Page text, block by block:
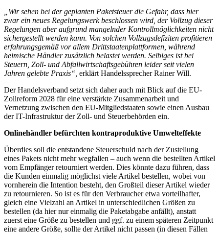
„Wir sehen bei der geplanten Paketsteuer die Gefahr, dass hier
zwar ein neues Regelungswerk beschlossen wird, der Vollzug dieser
Regelungen aber aufgrund mangelnder Kontrollmöglichkeiten nicht
sichergestellt werden kann. Von solchen Vollzugsdefiziten profitieren
erfahrungsgemäß vor allem Drittstaatenplattformen, während
heimische Händler zusätzlich belastet werden. Selbiges ist bei
Steuern, Zoll- und Abfallwirtschaftsgebühren leider seit vielen
Jahren gelebte Praxis“, erklärt Handelssprecher Rainer Will.
Der Handelsverband setzt sich daher auch mit Blick auf die EU-
Zollreform 2028 für eine verstärkte Zusammenarbeit und
Vernetzung zwischen den EU-Mitgliedstaaten sowie einen Ausbau
der IT-Infrastruktur der Zoll- und Steuerbehörden ein.
Onlinehändler befürchten kontraproduktive Umwelteffekte
Überdies soll die entstandene Steuerschuld nach der Zustellung
eines Pakets nicht mehr wegfallen – auch wenn die bestellten Artikel
vom Empfänger retourniert werden. Dies könnte dazu führen, dass
die Kunden einmalig möglichst viele Artikel bestellen, wobei von
vornherein die Intention besteht, den Großteil dieser Artikel wieder
zu retournieren. So ist es für den Verbraucher etwa vorteilhafter,
gleich eine Vielzahl an Artikel in unterschiedlichen Größen zu
bestellen (da hier nur einmalig die Paketabgabe anfällt), anstatt
zuerst eine Größe zu bestellen und ggf. zu einem späteren Zeitpunkt
eine andere Größe, sollte der Artikel nicht passen (in diesen Fällen